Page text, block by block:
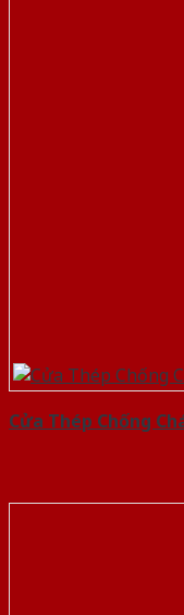
Cửa Thép Chống